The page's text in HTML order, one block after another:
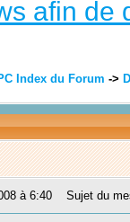
afin de
Index du Forum ->
à 6:40 Sujet du